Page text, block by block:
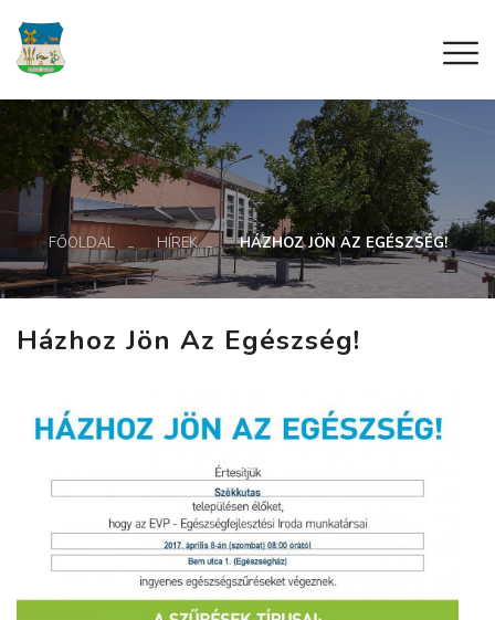
FŐOLDAL HÍREK HÁZHOZ JÖN AZ EGÉSZSÉG!
Házhoz Jön Az Egészség!